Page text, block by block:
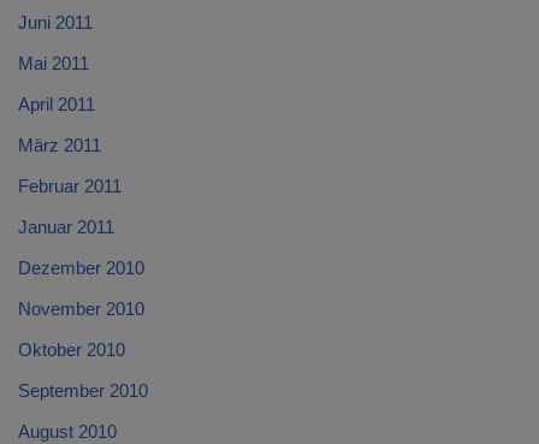
Juni 2011
Mai 2011
April 2011
März 2011
Februar 2011
Januar 2011
Dezember 2010
November 2010
Oktober 2010
September 2010
August 2010